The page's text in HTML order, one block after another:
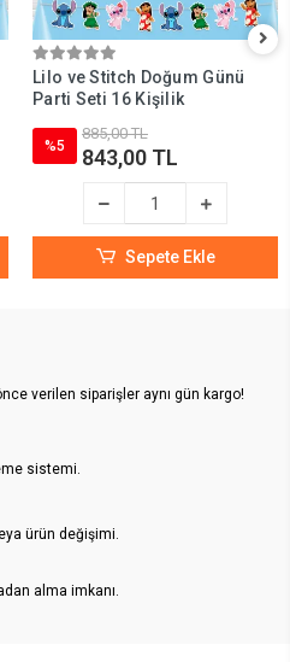
Lilo ve Stitch Doğum Günü
Parti Seti 16 Kişilik
%5
885,00 TL
843,00 TL
Sepete Ekle
verilen siparişler aynı gün kargo!
sistemi.
ürün değişimi.
alma imkanı.